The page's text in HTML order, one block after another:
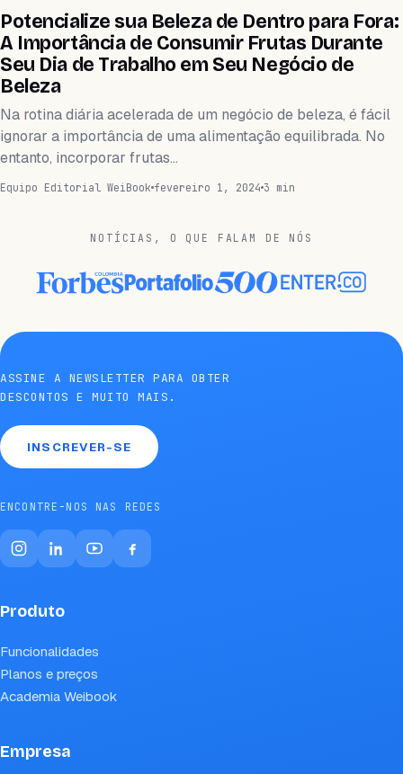
WEIHEALTH
Potencialize sua Beleza de Dentro para Fora:
A Importância de Consumir Frutas Durante
Seu Dia de Trabalho em Seu Negócio de
Beleza
Na rotina diária acelerada de um negócio de beleza, é fácil
ignorar a importância de uma alimentação equilibrada. No
entanto, incorporar frutas…
Equipo Editorial WeiBook fevereiro 1, 2024 3 min
NOTÍCIAS, O QUE FALAM DE NÓS
ASSINE A NEWSLETTER PARA OBTER
DESCONTOS E MUITO MAIS.
INSCREVER-SE
ENCONTRE-NOS NAS REDES
Produto
Funcionalidades
Planos e preços
Academia Weibook
Empresa